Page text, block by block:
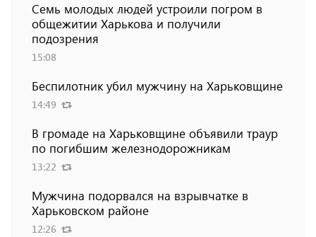
Семь молодых людей устроили погром в
общежитии Харькова и получили
подозрения
15:08
Беспилотник убил мужчину на Харьковщине
14:49
В громаде на Харьковщине объявили траур
по погибшим железнодорожникам
13:22
Мужчина подорвался на взрывчатке в
Харьковском районе
12:26